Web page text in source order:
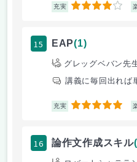
充実 4
15 EAP(1)
グレッグベバン先
講義に毎回出れば
充実 5
16 論作文作成スキル